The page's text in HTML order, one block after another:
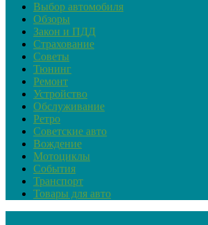
Выбор автомобиля
Обзоры
Закон и ПДД
Страхование
Советы
Тюнинг
Ремонт
Устройство
Обслуживание
Ретро
Советские авто
Вождение
Мотоциклы
События
Транспорт
Товары для авто